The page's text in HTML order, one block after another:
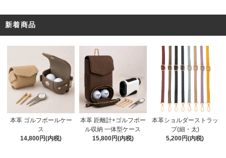
新着商品
本革 ゴルフボールケー
ス
14,800円(内税)
本革 距離計+ゴルフボー
ル収納 一体型ケース
15,800円(内税)
本革ショルダーストラッ
プ(細・太)
5,200円(内税)